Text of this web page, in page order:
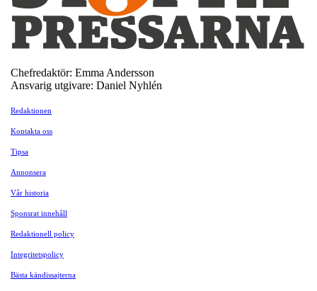
Chefredaktör: Emma Andersson
Ansvarig utgivare: Daniel Nyhlén
Redaktionen
Kontakta oss
Tipsa
Annonsera
Vår historia
Sponsrat innehåll
Redaktionell policy
Integritetspolicy
Bästa kändissajterna